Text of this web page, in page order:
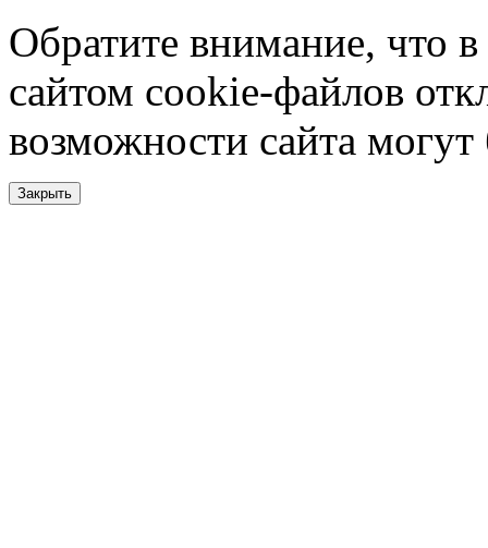
Обратите внимание, что в
сайтом cookie-файлов
возможности сайта
Закрыть